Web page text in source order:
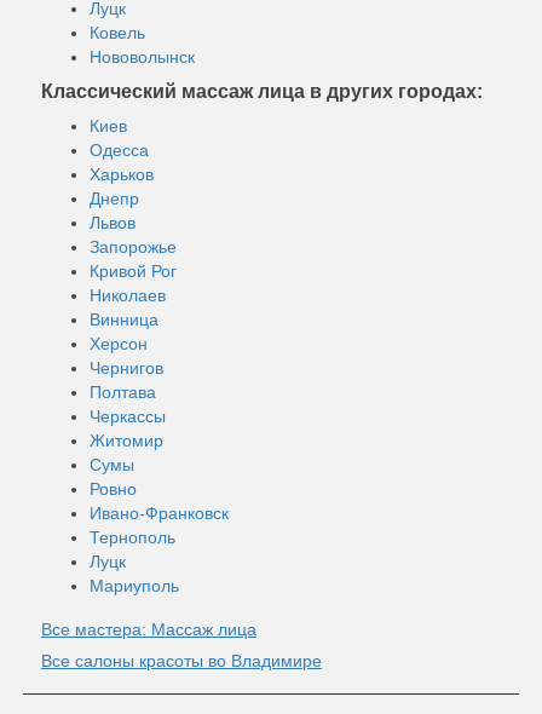
Луцк
Ковель
Нововолынск
Классический массаж лица в других городах:
Киев
Одесса
Харьков
Днепр
Львов
Запорожье
Кривой Рог
Николаев
Винница
Херсон
Чернигов
Полтава
Черкассы
Житомир
Сумы
Ровно
Ивано-Франковск
Тернополь
Луцк
Мариуполь
Все мастера: Массаж лица
Все салоны красоты во Владимире